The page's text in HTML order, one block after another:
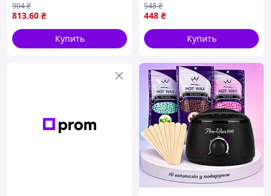
813.60 ₴
904₴
Купить
воскоплавом Pro-Wax
100W, віск 300 г + 10
шпателів
448 ₴
548₴
Купить